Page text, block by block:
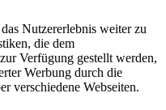
Nutzererlebnis weiter zu
die dem
Verfügung gestellt werden,
Werbung durch die
verschiedene Webseiten.